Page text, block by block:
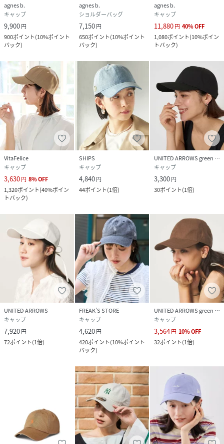
agnes b.
キャップ
9,900円
900ポイント(10%ポイント
バック)
agnes b.
ショルダーバッグ
7,150円
650ポイント(10%ポイント
バック)
agnes b.
キャップ
11,880円 40%OFF
1,080ポイント(10%ポイン
トバック)
VitaFelice
キャップ
3,630円 8%OFF
1,320ポイント(40%ポイン
トバック)
SHIPS
キャップ
4,840円
44ポイント(1倍)
UNITED ARROWS green label relaxing
キャップ
3,300円
30ポイント(1倍)
UNITED ARROWS
キャップ
7,920円
72ポイント(1倍)
FREAK’S STORE
キャップ
4,620円
420ポイント(10%ポイント
バック)
UNITED ARROWS green label relaxing
キャップ
3,564円 10%OFF
32ポイント(1倍)